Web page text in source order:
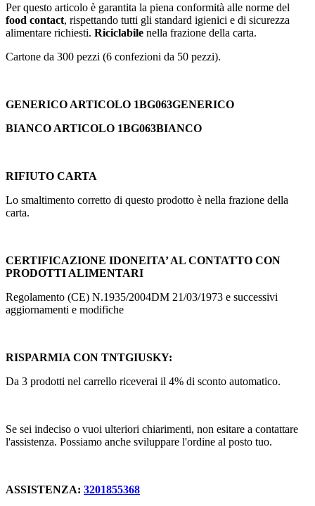
Per questo articolo è garantita la piena conformità alle norme del
food contact, rispettando tutti gli standard igienici e di sicurezza
alimentare richiesti. Riciclabile nella frazione della carta.
Cartone da 300 pezzi (6 confezioni da 50 pezzi).
GENERICO ARTICOLO 1BG063GENERICO
BIANCO ARTICOLO 1BG063BIANCO
RIFIUTO CARTA
Lo smaltimento corretto di questo prodotto è nella frazione della
carta.
CERTIFICAZIONE IDONEITA’ AL CONTATTO CON
PRODOTTI ALIMENTARI
Regolamento (CE) N.1935/2004DM 21/03/1973 e successivi
aggiornamenti e modifiche
RISPARMIA CON TNTGIUSKY:
Da 3 prodotti nel carrello riceverai il 4% di sconto automatico.
Se sei indeciso o vuoi ulteriori chiarimenti, non esitare a contattare
l'assistenza. Possiamo anche sviluppare l'ordine al posto tuo.
ASSISTENZA: 3201855368